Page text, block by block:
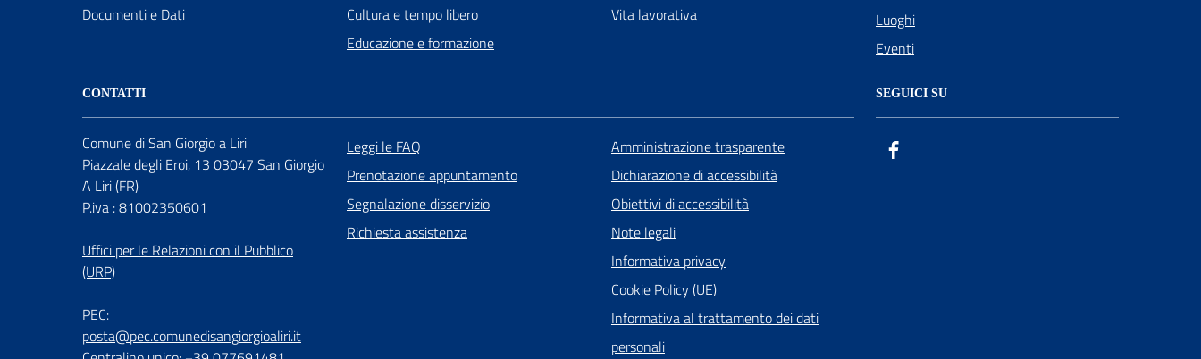
Documenti e Dati
Cultura e tempo libero
Educazione e formazione
Vita lavorativa
Luoghi
Eventi
CONTATTI
Comune di San Giorgio a Liri
Piazzale degli Eroi, 13 03047 San Giorgio
A Liri (FR)
P.iva : 81002350601
Uffici per le Relazioni con il Pubblico
(URP)
PEC:
posta@pec.comunedisangiorgioaliri.it
Leggi le FAQ
Prenotazione appuntamento
Segnalazione disservizio
Richiesta assistenza
Amministrazione trasparente
Dichiarazione di accessibilità
Obiettivi di accessibilità
Note legali
Informativa privacy
Cookie Policy (UE)
Informativa al trattamento dei dati
personali
SEGUICI SU